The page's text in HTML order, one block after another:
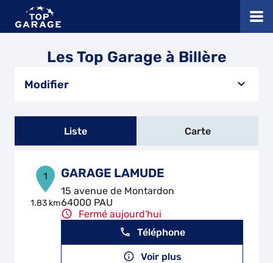
Les Top Garage à Billère
Modifier
Liste Carte
1
1.83 km
GARAGE LAMUDE
15 avenue de Montardon
64000 PAU
Fermé aujourd'hui
Téléphone
Voir plus